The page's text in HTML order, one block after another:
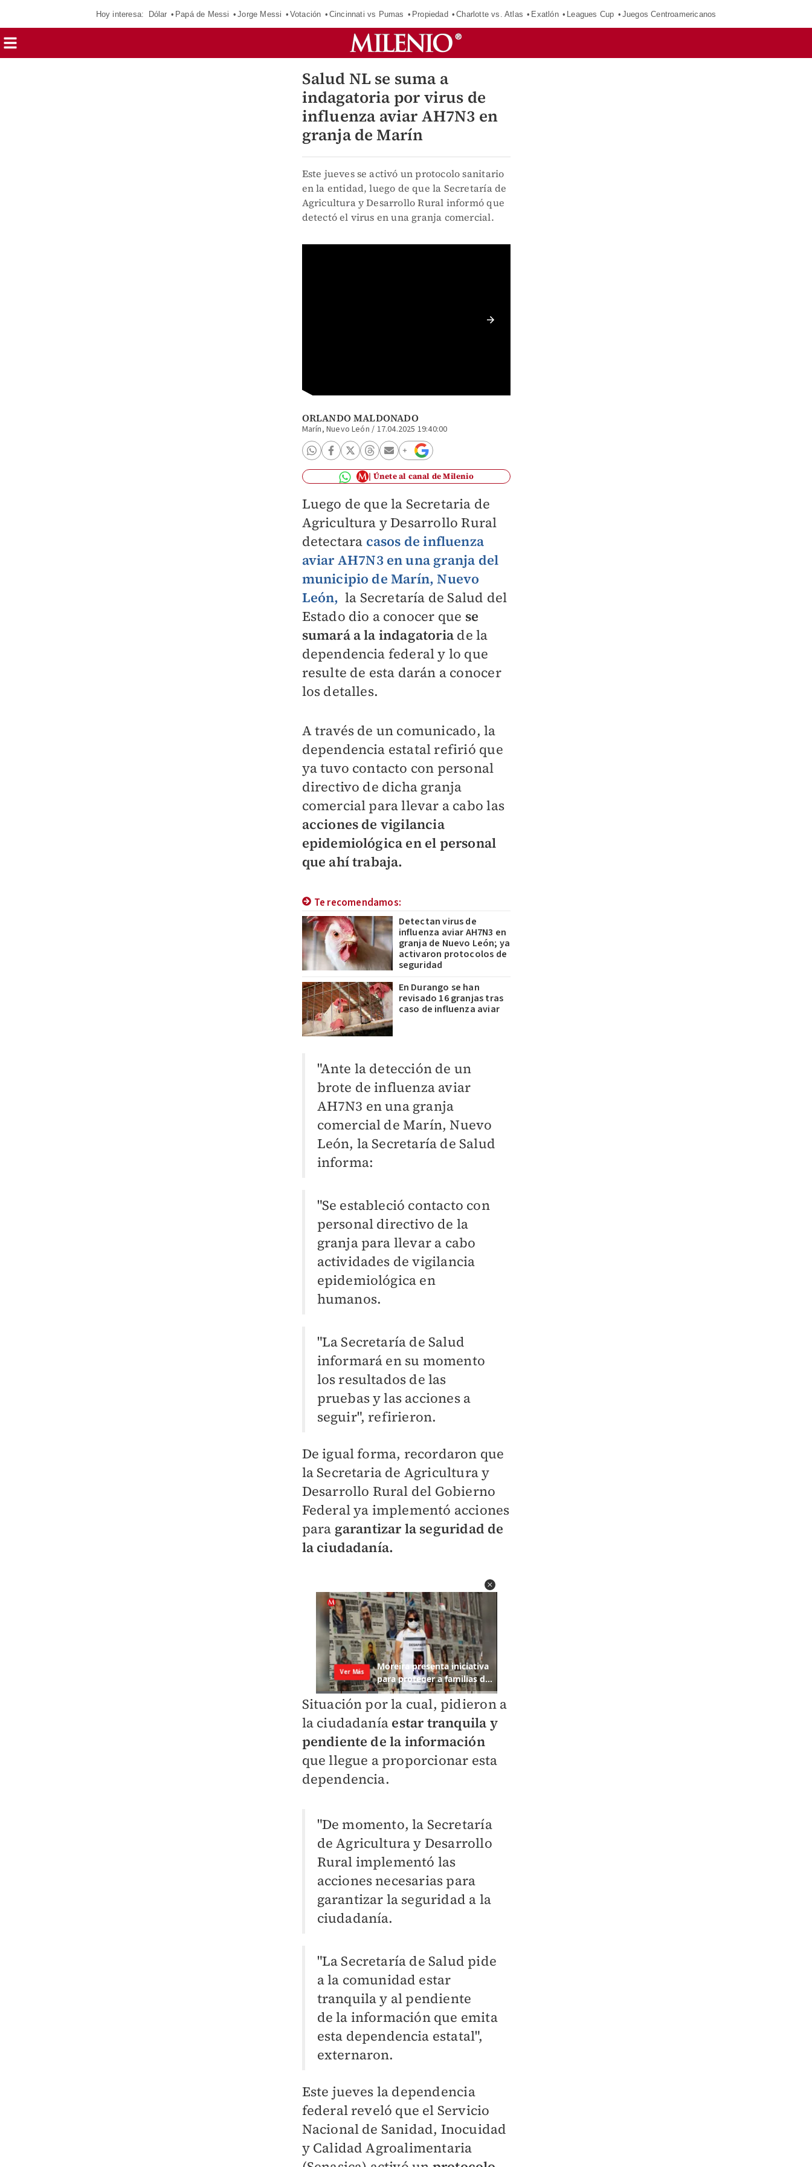
Hoy interesa: Dólar Papá de Messi Jorge Messi Votación Cincinnati vs Pumas Propiedad Charlotte vs. Atlas Exatlón Leagues Cup Juegos Centroamericanos
Salud NL se suma a
indagatoria por virus de
influenza aviar AH7N3 en
granja de Marín
Este jueves se activó un protocolo sanitario
en la entidad, luego de que la Secretaría de
Agricultura y Desarrollo Rural informó que
detectó el virus en una granja comercial.
ORLANDO MALDONADO
Marín, Nuevo León / 17.04.2025 19:40:00
Únete al canal de Milenio
Luego de que la Secretaria de
Agricultura y Desarrollo Rural
detectara casos de influenza
aviar AH7N3 en una granja del
municipio de Marín, Nuevo
León, la Secretaría de Salud del
Estado dio a conocer que se
sumará a la indagatoria de la
dependencia federal y lo que
resulte de esta darán a conocer
los detalles.
A través de un comunicado, la
dependencia estatal refirió que
ya tuvo contacto con personal
directivo de dicha granja
comercial para llevar a cabo las
acciones de vigilancia
epidemiológica en el personal
que ahí trabaja.
Te recomendamos:
Detectan virus de
influenza aviar AH7N3 en
granja de Nuevo León; ya
activaron protocolos de
seguridad
En Durango se han
revisado 16 granjas tras
caso de influenza aviar
"Ante la detección de un
brote de influenza aviar
AH7N3 en una granja
comercial de Marín, Nuevo
León, la Secretaría de Salud
informa:
"Se estableció contacto con
personal directivo de la
granja para llevar a cabo
actividades de vigilancia
epidemiológica en
humanos.
"La Secretaría de Salud
informará en su momento
los resultados de las
pruebas y las acciones a
seguir", refirieron.
De igual forma, recordaron que
la Secretaria de Agricultura y
Desarrollo Rural del Gobierno
Federal ya implementó acciones
para garantizar la seguridad de
la ciudadanía.
Situación por la cual, pidieron a
la ciudadanía estar tranquila y
pendiente de la información
que llegue a proporcionar esta
dependencia.
"De momento, la Secretaría
de Agricultura y Desarrollo
Rural implementó las
acciones necesarias para
garantizar la seguridad a la
ciudadanía.
"La Secretaría de Salud pide
a la comunidad estar
tranquila y al pendiente
de la información que emita
esta dependencia estatal",
externaron.
Este jueves la dependencia
federal reveló que el Servicio
Nacional de Sanidad, Inocuidad
y Calidad Agroalimentaria